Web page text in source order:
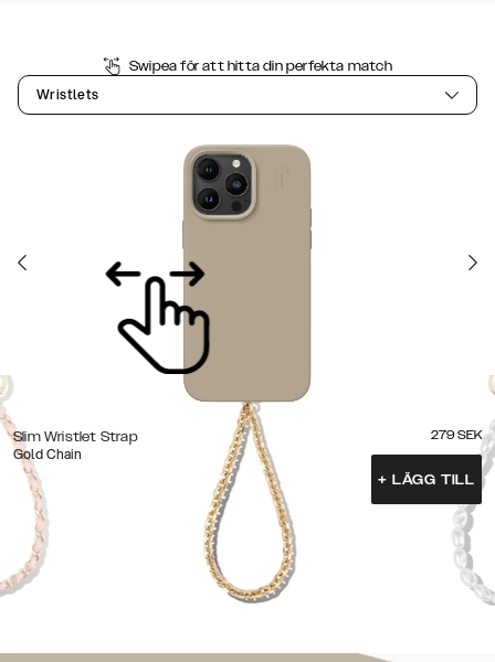
Swipea för att hitta din perfekta match
Wristlets
Slim Wristlet Strap
Gold Chain
279 SEK
+ LÄGG TILL